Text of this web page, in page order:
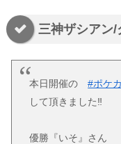
三神ザシアン/
本日開催の#ポケカ
して頂きました‼️
優勝『いそ』さん